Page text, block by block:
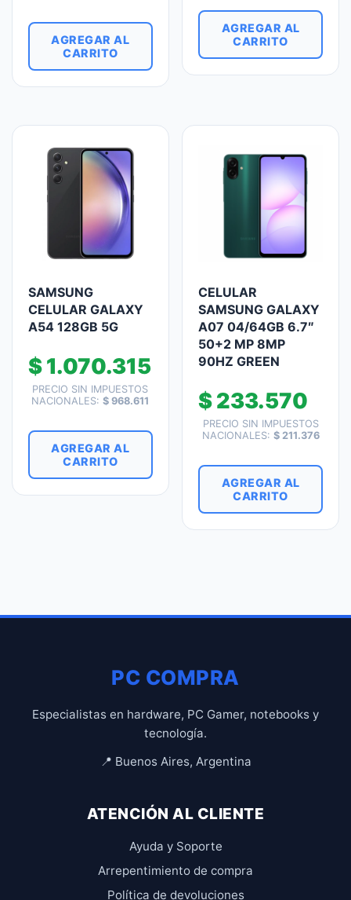
AGREGAR AL
CARRITO
AGREGAR AL
CARRITO
SAMSUNG
CELULAR GALAXY
A54 128GB 5G
$1.070.315
PRECIO SIN IMPUESTOS
NACIONALES:$ 968.611
AGREGAR AL
CARRITO
CELULAR
SAMSUNG GALAXY
A07 04/64GB 6.7″
50+2 MP 8MP
90HZ GREEN
$233.570
PRECIO SIN IMPUESTOS
NACIONALES: $211.376
AGREGAR AL
CARRITO
PC COMPRA
Especialistas en hardware, PC Gamer, notebooks y
tecnología.
📍 Buenos Aires, Argentina
ATENCIÓN AL CLIENTE
Ayuda y Soporte
Arrepentimiento de compra
Política de devoluciones